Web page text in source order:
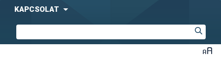
KAPCSOLAT